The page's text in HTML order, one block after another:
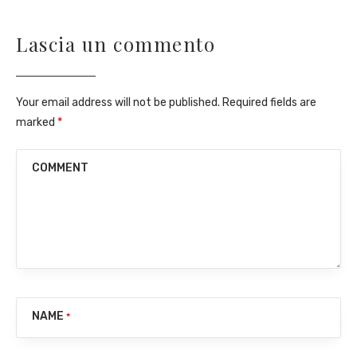
Lascia un commento
Your email address will not be published. Required fields are
marked *
COMMENT
NAME *